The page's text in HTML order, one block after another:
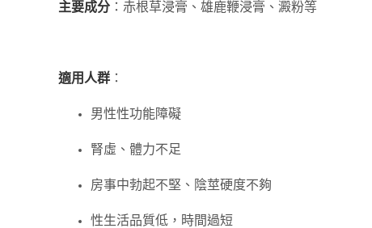
主要成分 ：赤根草浸膏、雄鹿鞭浸膏、澱粉等
適用人群 ：
男性性功能障礙
腎虛、體力不足
房事中勃起不堅、陰莖硬度不夠
性生活品質低，時間過短